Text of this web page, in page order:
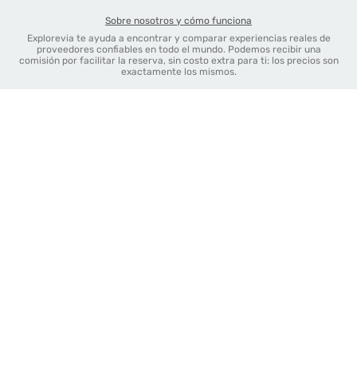
Sobre nosotros y cómo funciona
Explorevia te ayuda a encontrar y comparar experiencias reales de
proveedores confiables en todo el mundo. Podemos recibir una
comisión por facilitar la reserva, sin costo extra para ti: los precios son
exactamente los mismos.